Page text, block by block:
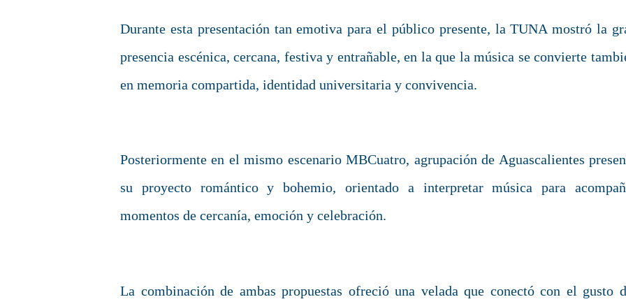
Durante esta presentación tan emotiva para el público presente, la TUNA mostró la
presencia escénica, cercana, festiva y entrañable, en la que la música se convierte
en memoria compartida, identidad universitaria y convivencia.
Posteriormente en el mismo escenario MBCuatro, agrupación de Aguascalientes
su proyecto romántico y bohemio, orientado a interpretar música para
momentos de cercanía, emoción y celebración.
La combinación de ambas propuestas ofreció una velada que conectó con el gusto